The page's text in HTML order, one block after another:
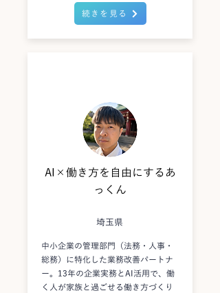
続きを見る
AI×働き方を自由にするあ
っくん
埼玉県
中小企業の管理部門（法務・人事・
総務）に特化した業務改善パートナ
ー。13年の企業実務とAI活用で、働
く人が家族と過ごせる働き方づくり